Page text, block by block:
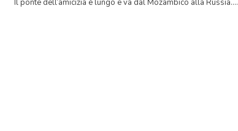
Il ponte dell’amicizia è lungo e va dal Mozambico alla Russia….